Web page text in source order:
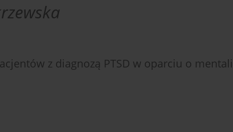
z diagnozą PTSD w oparciu o